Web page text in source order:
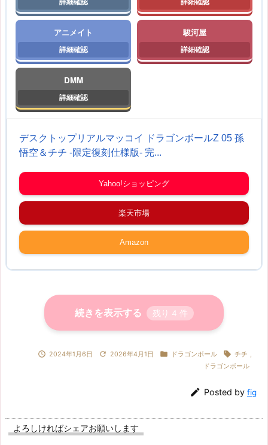
アニメイト 駿河屋
DMM
デスクトップリアルマッコイ ドラゴンボールZ 05 孫
悟空＆チチ -限定復刻仕様版- 完...
Yahoo!ショッピング
楽天市場
Amazon
続きを表示する 残り 4 件
 2024年1月6日  2026年4月1日  ドラゴンボール  チチ ,
ドラゴンボール
 Posted by fig
よろしければシェアお願いします